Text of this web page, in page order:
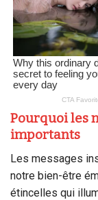
Pourquoi les
importants
Les messages
notre bien-être
étincelles qui